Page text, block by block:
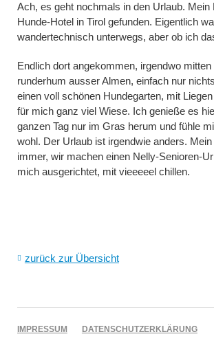
Ach, es geht nochmals in den Urlaub. Mein
Hunde-Hotel in Tirol gefunden. Eigentlich
wandertechnisch unterwegs, aber ob ich
Endlich dort angekommen, irgendwo mitten
runderhum ausser Almen, einfach nur
einen voll schönen Hundegarten, mit
für mich ganz viel Wiese. Ich genieße es
ganzen Tag nur im Gras herum und fühle
wohl. Der Urlaub ist irgendwie anders.
immer, wir machen einen Nelly-Senioren-
mich ausgerichtet, mit vieeeeel chillen.
zurück zur Übersicht
NAVIGATION
IMPRESSUM DATENSCHUTZERKLÄRUNG